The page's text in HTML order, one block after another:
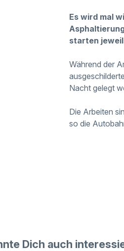
Es wird mal
starten
Während der
Nacht gelegt
Die Arbeiten
so die
Dich auch